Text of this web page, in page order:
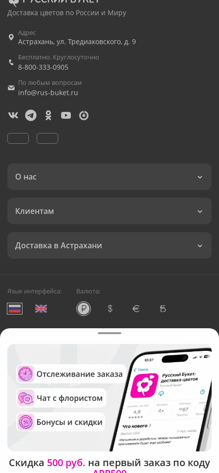
Доставка цветов по России и Миру
Адрес
Астрахань, ул. Тредиаковского, д. 9
Бесплатно. Круглосуточно
8-800-333-0905
По любым вопросам
info@rus-buket.ru
О нас
Клиентам
Доставка в Астрахани
Язык интерфейса: Валюта:
Служба круглосуточной доставки цветов в Астрахани
Русский Букет, 2026
Общество с ограниченной ответственностью «Технология»
ОГРН: 1195476081745, ИНН: 5410081997
Юридический адрес: г. Новосибирск, ул. Ипподромская,
д.42, оф. 3
Рейтинг Русского букета в г. Астрахань
Скидка 500 руб. на первый заказ по коду